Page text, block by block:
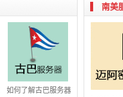
如何了解古巴服务器
南美